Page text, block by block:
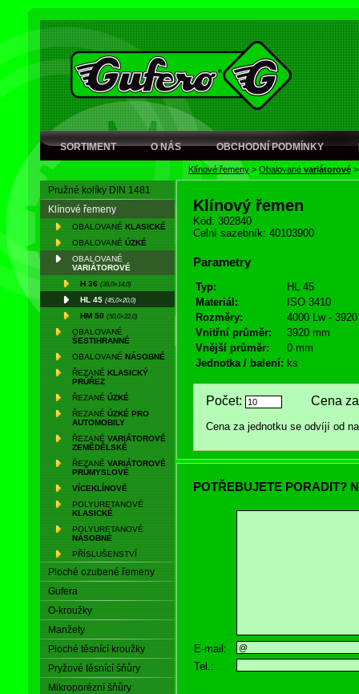
SORTIMENT O NÁS OBCHODNÍ PODMÍNKY
Klínové řemeny > Obalované variátorové
Pružné kolíky DIN 1481
Klínové řemeny
OBALOVANÉ KLASICKÉ
OBALOVANÉ ÚZKÉ
OBALOVANÉ
VARIÁTOROVÉ
H 36 (36,0×14,0)
HL 45 (45,0×20,0)
HM 50 (50,0×22,0)
OBALOVANÉ
ŠESTIHRANNÉ
OBALOVANÉ NÁSOBNÉ
ŘEZANÉ KLASICKÝ
PRŮŘEZ
ŘEZANÉ ÚZKÉ
ŘEZANÉ ÚZKÉ PRO
AUTOMOBILY
ŘEZANÉ VARIÁTOROVÉ
ZEMĚDĚLSKÉ
ŘEZANÉ VARIÁTOROVÉ
PRŮMYSLOVÉ
VÍCEKLÍNOVÉ
POLYURETANOVÉ
KLASICKÉ
POLYURETANOVÉ
NÁSOBNÉ
PŘÍSLUŠENSTVÍ
Ploché ozubené řemeny
Gufera
O-kroužky
Manžety
Ploché těsnící kroužky
Pryžové těsnící šňůry
Mikroporézní šňůry
Klínový řemen
Kód: 302840
Celní sazebník: 40103900
Parametry
Typ:
HL 45
Materiál:
ISO 3410
Rozměry:
4000 Lw -
Vnitřní průměr:
3920 mm
Vnější průměr:
0 mm
Jednotka / balení: ks
Počet: Cena za
Cena za jednotku se odvíjí od
POTŘEBUJETE PORADIT?
E-mail:
Tel.: